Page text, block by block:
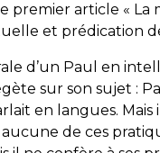
article « La
et prédication
d’un Paul en
sur son sujet :
en langues.
de ces